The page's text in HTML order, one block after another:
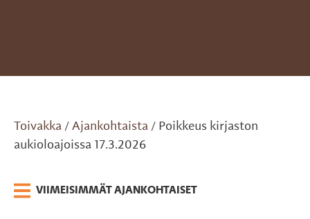
Toivakka / Ajankohtaista / Poikkeus kirjaston
aukioloajoissa 17.3.2026
VIIMEISIMMÄT AJANKOHTAISET